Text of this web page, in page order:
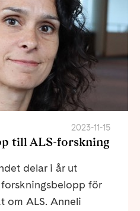
2023-11-15
till ALS-forskning
delar i år ut
för
om ALS. Anneli